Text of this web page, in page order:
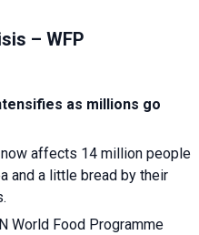
– WFP
as millions go
affects 14 million people
and a little bread by their
World Food Programme